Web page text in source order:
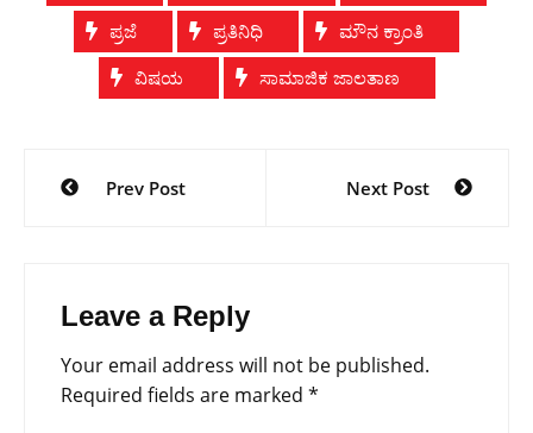
ಪ್ರಜೆ
ಪ್ರತಿನಿಧಿ
ಮೌನ ಕ್ರಾಂತಿ
ವಿಷಯ
ಸಾಮಾಜಿಕ ಜಾಲತಾಣ
navigation
Prev Post Next Post
Leave a Reply
Your email address will not be published.
Required fields are marked *